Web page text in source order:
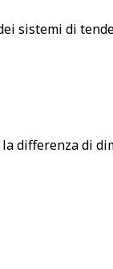
sistemi di
differenza di